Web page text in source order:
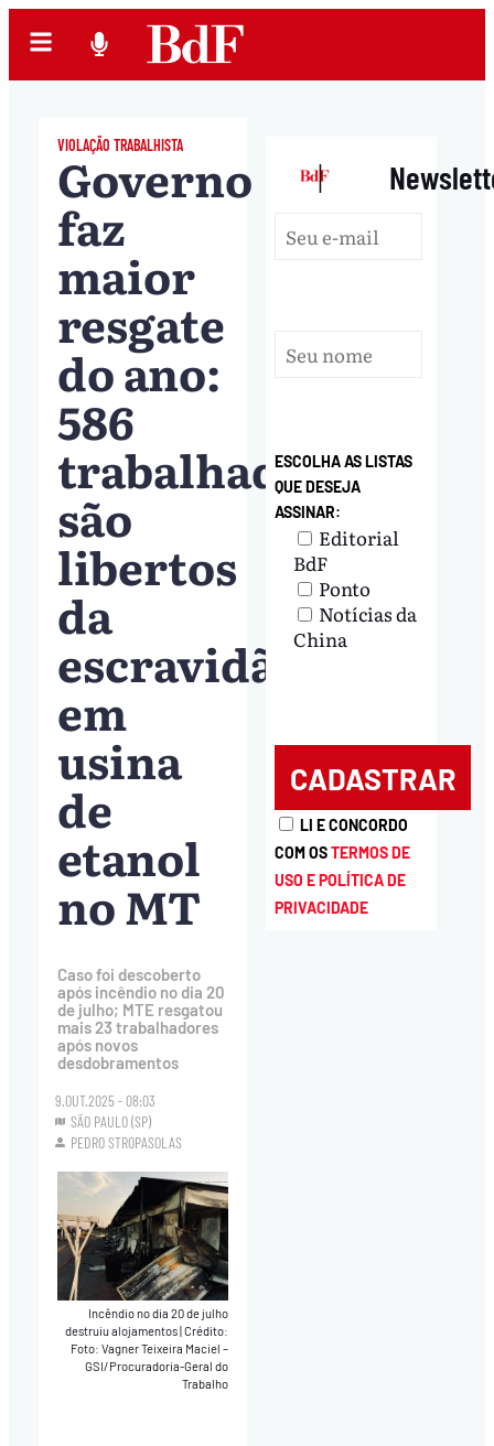
VIOLAÇÃO TRABALHISTA
Governo
faz
maior
resgate
do ano:
586
trabalhadores
são
libertos
da
escravidão
em
usina
de
etanol
no MT
Caso foi descoberto
após incêndio no dia 20
de julho; MTE resgatou
mais 23 trabalhadores
após novos
desdobramentos
9.OUT.2025 - 08:03
SÃO PAULO (SP)
PEDRO STROPASOLAS
Incêndio no dia 20 de julho
destruiu alojamentos|Crédito:
Foto: Vagner Teixeira Maciel –
GSI/Procuradoria-Geral do
Trabalho
|
ESCOLHA AS LISTAS
QUE DESEJA
ASSINAR:
Editorial
BdF
Ponto
Notícias da
China
LI E CONCORDO
COM OSTERMOS DE
USO E POLÍTICA DE
PRIVACIDADE